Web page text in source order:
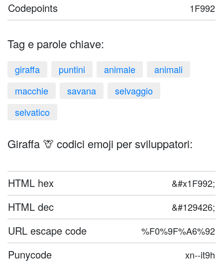
Codepoints 1F992
Tag e parole chiave:
giraffa puntini animale
animali
macchie
savana
selvaggio
selvatico
Giraffa 🦒 codici emoji per sviluppatori:
HTML hex &#x1F992;
HTML dec &#129426;
URL escape code %F0%9F%A6%92
Punycode xn--it9h